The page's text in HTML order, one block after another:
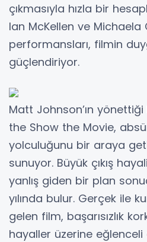
çıkmasıyla hızla bir
Ian McKellen ve Michaela
performansları, filmin
güçlendiriyor.
Matt Johnson’ın
the Show the Movie,
yolculuğunu bir araya
sunuyor. Büyük çıkış
yanlış giden bir plan
yılında bulur. Gerçek ile
gelen film, başarısızlık
hayaller üzerine